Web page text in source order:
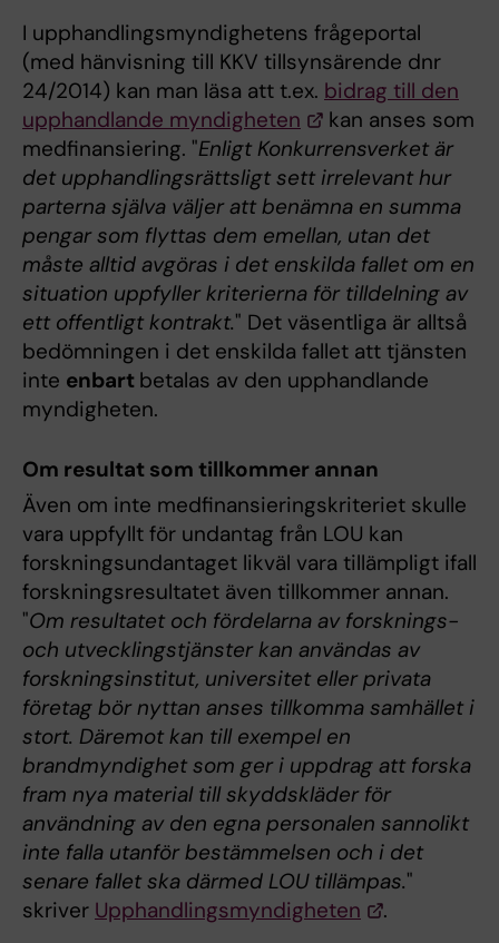
I upphandlingsmyndighetens frågeportal
(med hänvisning till KKV tillsynsärende dnr
24/2014) kan man läsa att t.ex. bidrag till den
upphandlande myndigheten
kan anses som
medfinansiering. "Enligt Konkurrensverket är
det upphandlingsrättsligt sett irrelevant hur
parterna själva väljer att benämna en summa
pengar som flyttas dem emellan, utan det
måste alltid avgöras i det enskilda fallet om en
situation uppfyller kriterierna för tilldelning av
ett offentligt kontrakt." Det väsentliga är alltså
bedömningen i det enskilda fallet att tjänsten
inte enbart betalas av den upphandlande
myndigheten.
Om resultat som tillkommer annan
Även om inte medfinansieringskriteriet skulle
vara uppfyllt för undantag från LOU kan
forskningsundantaget likväl vara tillämpligt ifall
forskningsresultatet även tillkommer annan.
"Om resultatet och fördelarna av forsknings-
och utvecklingstjänster kan användas av
forskningsinstitut, universitet eller privata
företag bör nyttan anses tillkomma samhället i
stort. Däremot kan till exempel en
brandmyndighet som ger i uppdrag att forska
fram nya material till skyddskläder för
användning av den egna personalen sannolikt
inte falla utanför bestämmelsen och i det
senare fallet ska därmed LOU tillämpas."
skriver Upphandlingsmyndigheten
.